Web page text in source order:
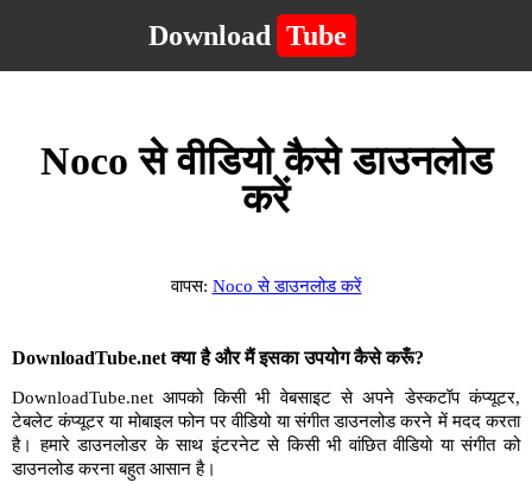
Download Tube
Noco से वीडियो कैसे डाउनलोड
करें
वापस: Noco से डाउनलोड करें
DownloadTube.net क्या है और मैं इसका उपयोग कैसे करूँ?
DownloadTube.net आपको किसी भी वेबसाइट से अपने डेस्कटॉप कंप्यूटर,
टेबलेट कंप्यूटर या मोबाइल फोन पर वीडियो या संगीत डाउनलोड करने में मदद करता
है। हमारे डाउनलोडर के साथ इंटरनेट से किसी भी वांछित वीडियो या संगीत को
डाउनलोड करना बहुत आसान है।